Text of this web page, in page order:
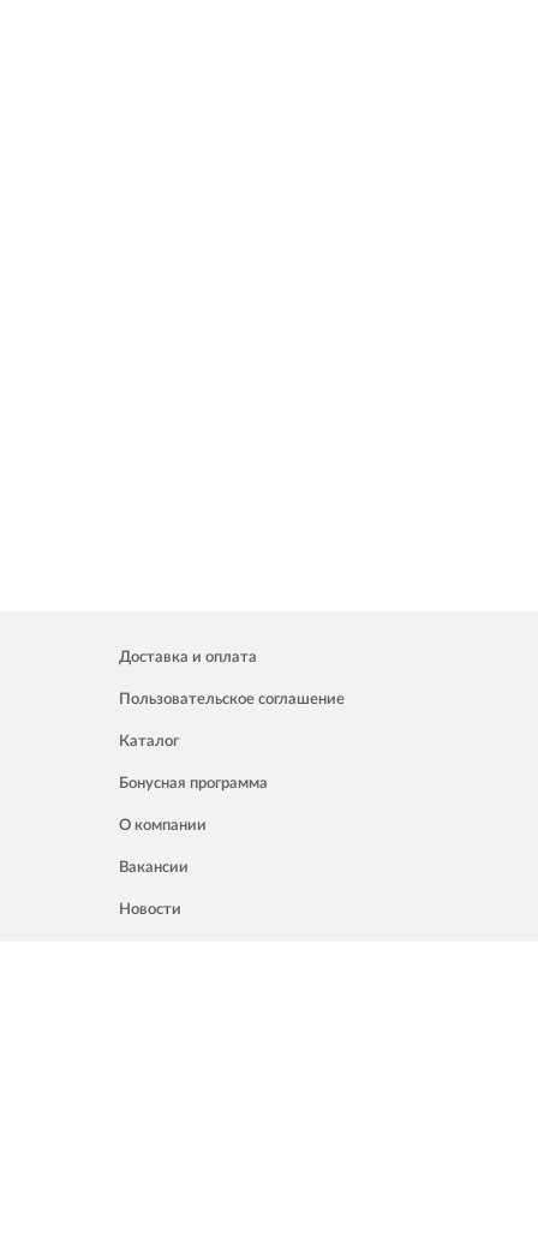
Доставка и оплата
Пользовательское соглашение
Каталог
Бонусная программа
О компании
Вакансии
Новости